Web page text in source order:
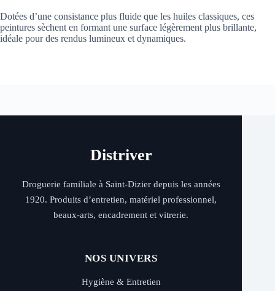
Dotées d’une consistance plus fluide que les huiles classiques, ces
peintures sèchent en formant une surface légèrement plus brillante,
idéale pour des rendus lumineux et dynamiques.
Distriver
Droguerie familiale à Saint-Dizier depuis les années
1920. Produits d’entretien, matériel professionnel,
beaux-arts, encadrement et vitrerie.
NOS UNIVERS
Hygiène & Entretien